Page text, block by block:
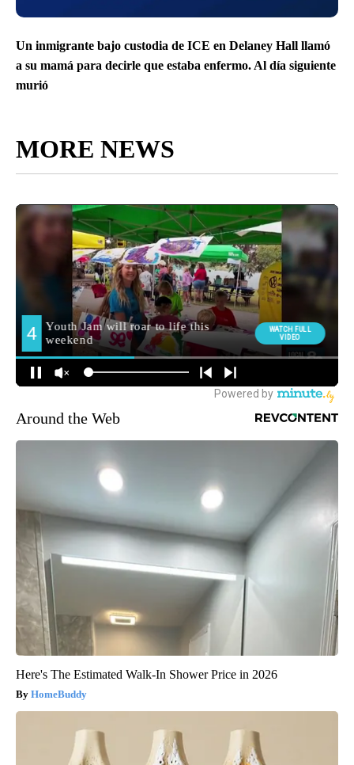
Un inmigrante bajo custodia de ICE en Delaney Hall llamó
a su mamá para decirle que estaba enfermo. Al día siguiente
murió
MORE NEWS
Around the Web
Here's The Estimated Walk-In Shower Price in 2026
HomeBuddy